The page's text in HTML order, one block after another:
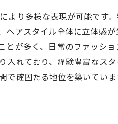
り多様な表現が可能です
アスタイル全体に立体感
が多く、日常のファッシ
入れており、経験豊富なス
確固たる地位を築いていま